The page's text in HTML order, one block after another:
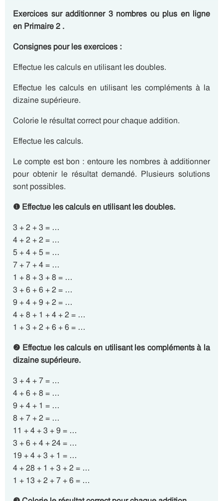
Exercices sur additionner 3 nombres ou plus en ligne
en Primaire 2 .
Consignes pour les exercices :
Effectue les calculs en utilisant les doubles.
Effectue les calculs en utilisant les compléments à la
dizaine supérieure.
Colorie le résultat correct pour chaque addition.
Effectue les calculs.
Le compte est bon : entoure les nombres à additionner
pour obtenir le résultat demandé. Plusieurs solutions
sont possibles.
❶ Effectue les calculs en utilisant les doubles.
3 + 2 + 3 = …
4 + 2 + 2 = …
5 + 4 + 5 = …
7 + 7 + 4 = …
1 + 8 + 3 + 8 = …
3 + 6 + 6 + 2 = …
9 + 4 + 9 + 2 = …
4 + 8 + 1 + 4 + 2 = …
1 + 3 + 2 + 6 + 6 = …
❷ Effectue les calculs en utilisant les compléments à la
dizaine supérieure.
3 + 4 + 7 = …
4 + 6 + 8 = …
9 + 4 + 1 = …
8 + 7 + 2 = …
11 + 4 + 3 + 9 = …
3 + 6 + 4 + 24 = …
19 + 4 + 3 + 1 = …
4 + 28 + 1 + 3 + 2 = …
1 + 13 + 2 + 7 + 6 = …